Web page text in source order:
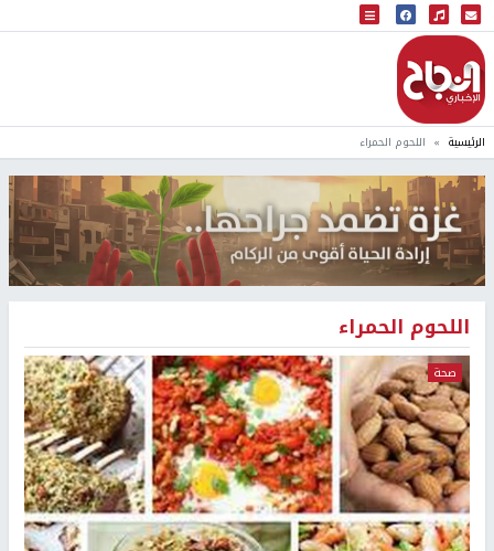
البث المباشر
إذاعة النجاح
الرئيسية اللحوم الحمراء
اللحوم الحمراء
صحة